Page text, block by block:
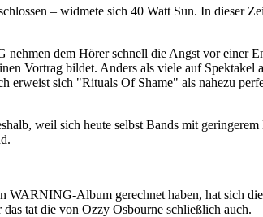
– widmete sich 40 Watt Sun. In dieser
dem Hörer schnell die Angst vor einer
Vortrag bildet. Anders als viele auf
sich "Rituals Of Shame" als nahezu
weil sich heute selbst Bands mit
WARNING-Album gerechnet haben, hat sich
tat die von Ozzy Osbourne schließlich auch.